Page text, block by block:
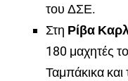
του ΔΣΕ.
Στη Ρίβα
180 μαχητές
Ταμπάκικα